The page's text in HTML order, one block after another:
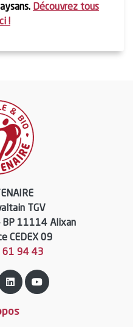
Découvrez tous
!
TGV
BP 11114 Alixan
CEDEX 09
61 94 43